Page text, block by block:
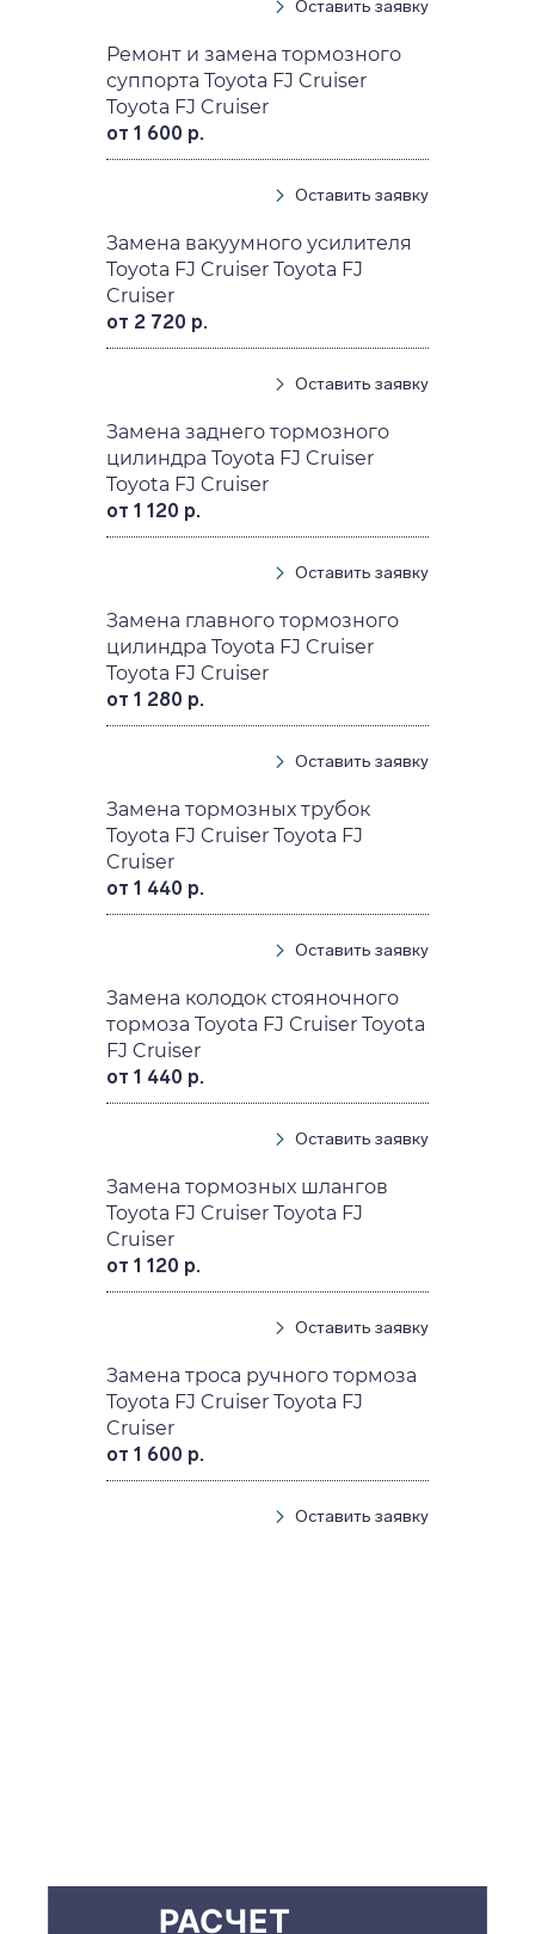
Оставить заявку
Ремонт и замена тормозного
суппорта Toyota FJ Cruiser
Toyota FJ Cruiser
от 1 600 р.
Оставить заявку
Замена вакуумного усилителя
Toyota FJ Cruiser Toyota FJ
Cruiser
от 2 720 р.
Оставить заявку
Замена заднего тормозного
цилиндра Toyota FJ Cruiser
Toyota FJ Cruiser
от 1 120 р.
Оставить заявку
Замена главного тормозного
цилиндра Toyota FJ Cruiser
Toyota FJ Cruiser
от 1 280 р.
Оставить заявку
Замена тормозных трубок
Toyota FJ Cruiser Toyota FJ
Cruiser
от 1 440 р.
Оставить заявку
Замена колодок стояночного
тормоза Toyota FJ Cruiser Toyota
FJ Cruiser
от 1 440 р.
Оставить заявку
Замена тормозных шлангов
Toyota FJ Cruiser Toyota FJ
Cruiser
от 1 120 р.
Оставить заявку
Замена троса ручного тормоза
Toyota FJ Cruiser Toyota FJ
Cruiser
от 1 600 р.
Оставить заявку
РАСЧЕТ